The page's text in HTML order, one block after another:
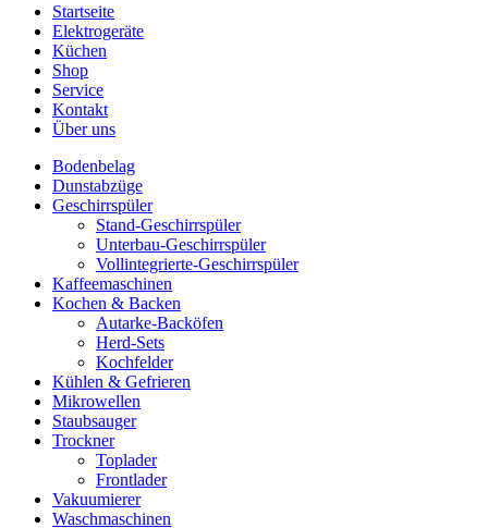
Startseite
Elektrogeräte
Küchen
Shop
Service
Kontakt
Über uns
Bodenbelag
Dunstabzüge
Geschirrspüler
Stand-Geschirrspüler
Unterbau-Geschirrspüler
Vollintegrierte-Geschirrspüler
Kaffeemaschinen
Kochen & Backen
Autarke-Backöfen
Herd-Sets
Kochfelder
Kühlen & Gefrieren
Mikrowellen
Staubsauger
Trockner
Toplader
Frontlader
Vakuumierer
Waschmaschinen